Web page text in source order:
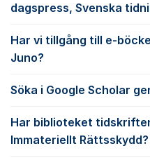
dagspress, Svenska
Har vi tillgång till e-
Juno?
Söka i Google Scholar
Har biblioteket
Immateriellt Rättsskydd?